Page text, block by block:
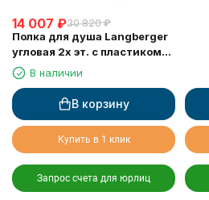
14 007 ₽30 820 ₽
Полка для душа Langberger
угловая 2х эт. с пластиком
75862В наличии
В корзину
Купить в 1 клик
Запрос счета для юрлиц